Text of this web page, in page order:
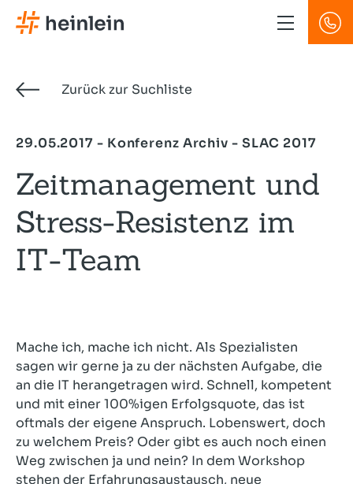
Direkt
zum
Zurück zur Suchliste
29.05.2017 - Konferenz Archiv - SLAC 2017
Zeitmanagement und
Stress-Resistenz im
IT-Team
​Mache ich, mache ich nicht. Als Spezialisten
sagen wir gerne ja zu der nächsten Aufgabe, die
an die IT herangetragen wird. Schnell, kompetent
und mit einer 100%igen Erfolgsquote, das ist
oftmals der eigene Anspruch. Lobenswert, doch
zu welchem Preis? Oder gibt es auch noch einen
Weg zwischen ja und nein? In dem Workshop
stehen der Erfahrungsaustausch, neue